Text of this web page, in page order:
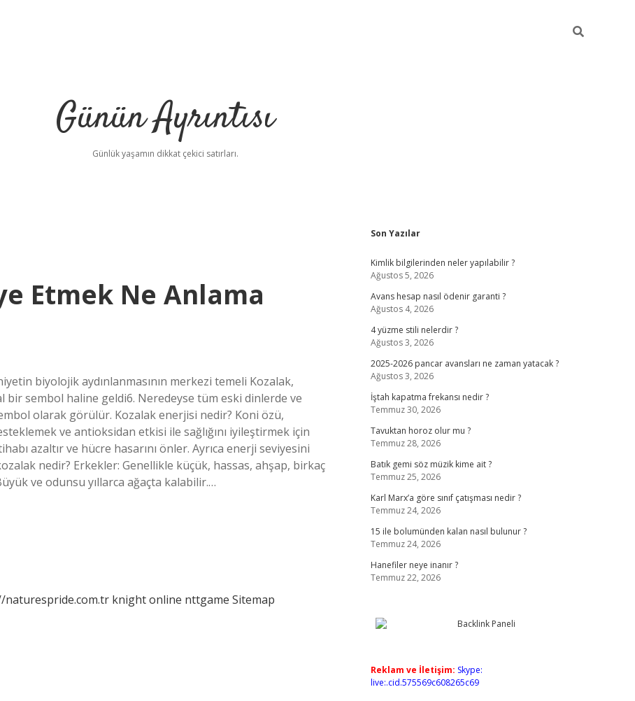
Günün Ayrıntısı
Günlük yaşamın dikkat çekici satırları.
Etmek Ne Anlama
biyolojik aydınlanmasının merkezi temeli Kozalak,
sembol haline geldi6. Neredeyse tüm eski dinlerde ve
olarak görülür. Kozalak enerjisi nedir? Koni özü,
ve antioksidan etkisi ile sağlığını iyileştirmek için
azaltır ve hücre hasarını önler. Ayrıca enerji seviyesini
nedir? Erkekler: Genellikle küçük, hassas, ahşap, birkaç
ve odunsu yıllarca ağaçta kalabilir.…
naturespride.com.tr knight online nttgame Sitemap
Sidebar
Son Yazılar
Kimlik bilgilerinden neler yapılabilir ?
Ağustos 5, 2026
Avans hesap nasıl ödenir garanti ?
Ağustos 4, 2026
4 yüzme stili nelerdir ?
Ağustos 3, 2026
2025-2026 pancar avansları ne zaman yatacak ?
Ağustos 3, 2026
İştah kapatma frekansı nedir ?
Temmuz 30, 2026
Tavuktan horoz olur mu ?
Temmuz 28, 2026
Batık gemi söz müzik kime ait ?
Temmuz 25, 2026
Karl Marx’a göre sınıf çatışması nedir ?
Temmuz 24, 2026
15 ile bolumünden kalan nasıl bulunur ?
Temmuz 24, 2026
Hanefiler neye inanır ?
Temmuz 22, 2026
Reklam ve İletişim: Skype:
live:.cid.575569c608265c69